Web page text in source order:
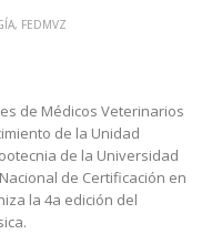
, FEDMVZ
de Médicos Veterinarios
de la Unidad
de la Universidad
de Certificación en
la 4a edición del